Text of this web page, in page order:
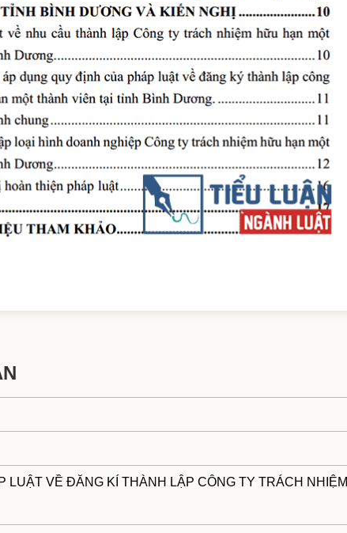
LUẬT VỀ ĐĂNG KÍ THÀNH LẬP CÔNG TY TRÁCH NHIỆM